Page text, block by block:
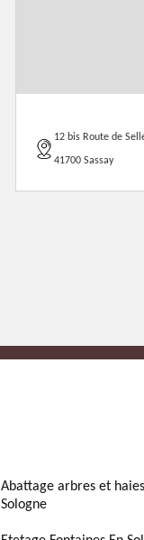
12 bis Route de
41700 Sassay
Abattage arbres et
Sologne